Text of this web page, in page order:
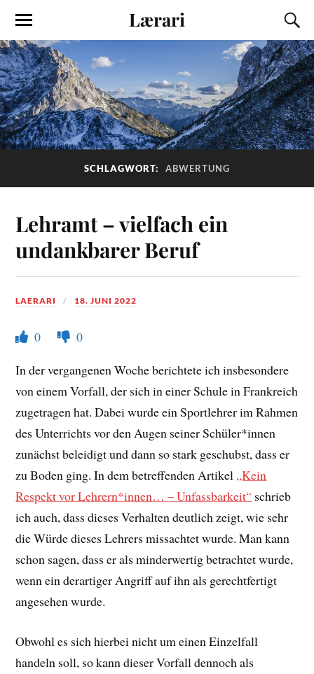
Lærari
SCHLAGWORT: ABWERTUNG
Lehramt – vielfach ein
undankbarer Beruf
LAERARI 18. JUNI 2022
0
0
In der vergangenen Woche berichtete ich insbesondere
von einem Vorfall, der sich in einer Schule in Frankreich
zugetragen hat. Dabei wurde ein Sportlehrer im Rahmen
des Unterrichts vor den Augen seiner Schüler*innen
zunächst beleidigt und dann so stark geschubst, dass er
zu Boden ging. In dem betreffenden Artikel „Kein
Respekt vor Lehrern*innen… – Unfassbarkeit“ schrieb
ich auch, dass dieses Verhalten deutlich zeigt, wie sehr
die Würde dieses Lehrers missachtet wurde. Man kann
schon sagen, dass er als minderwertig betrachtet wurde,
wenn ein derartiger Angriff auf ihn als gerechtfertigt
angesehen wurde.
Obwohl es sich hierbei nicht um einen Einzelfall
handeln soll, so kann dieser Vorfall dennoch als